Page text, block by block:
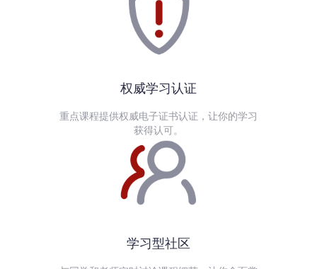
权威学习认证
重点课程提供权威电子证书认证，让你的学习
获得认可。
学习型社区